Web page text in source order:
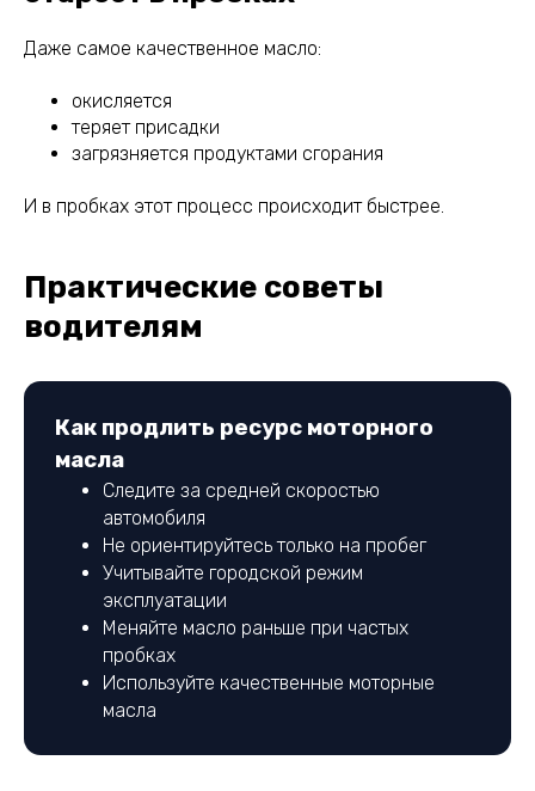
Даже самое качественное масло:
окисляется
теряет присадки
загрязняется продуктами сгорания
И в пробках этот процесс происходит быстрее.
Практические советы
водителям
Как продлить ресурс моторного
масла
Следите за средней скоростью
автомобиля
Не ориентируйтесь только на пробег
Учитывайте городской режим
эксплуатации
Меняйте масло раньше при частых
пробках
Используйте качественные моторные
масла